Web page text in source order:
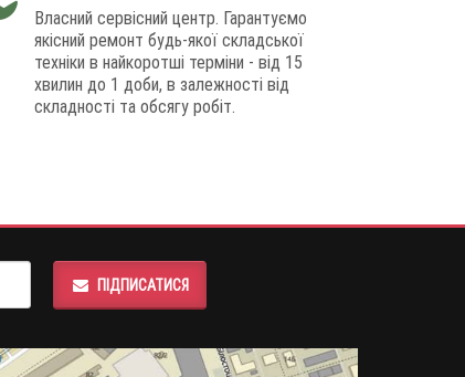
Власний сервісний центр. Гарантуємо
якісний ремонт будь-якої складської
техніки в найкоротші терміни - від 15
хвилин до 1 доби, в залежності від
складності та обсягу робіт.
ПІДПИСАТИСЯ